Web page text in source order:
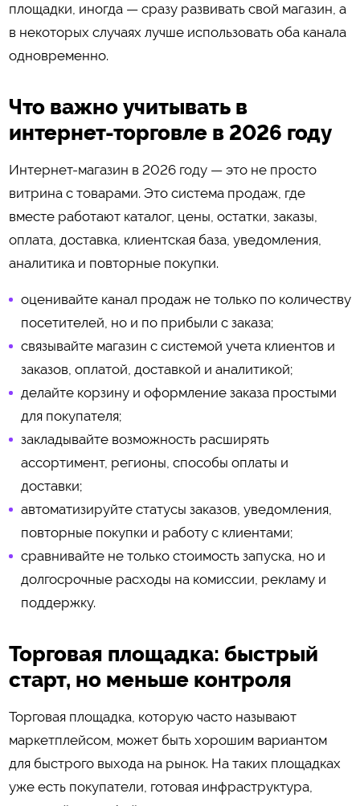
площадки, иногда — сразу развивать свой магазин, а
в некоторых случаях лучше использовать оба канала
одновременно.
Что важно учитывать в
интернет-торговле в 2026 году
Интернет-магазин в 2026 году — это не просто
витрина с товарами. Это система продаж, где
вместе работают каталог, цены, остатки, заказы,
оплата, доставка, клиентская база, уведомления,
аналитика и повторные покупки.
оценивайте канал продаж не только по количеству
посетителей, но и по прибыли с заказа;
связывайте магазин с системой учета клиентов и
заказов, оплатой, доставкой и аналитикой;
делайте корзину и оформление заказа простыми
для покупателя;
закладывайте возможность расширять
ассортимент, регионы, способы оплаты и
доставки;
автоматизируйте статусы заказов, уведомления,
повторные покупки и работу с клиентами;
сравнивайте не только стоимость запуска, но и
долгосрочные расходы на комиссии, рекламу и
поддержку.
Торговая площадка: быстрый
старт, но меньше контроля
Торговая площадка, которую часто называют
маркетплейсом, может быть хорошим вариантом
для быстрого выхода на рынок. На таких площадках
уже есть покупатели, готовая инфраструктура,